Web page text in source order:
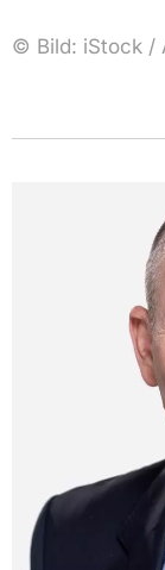
© Bild: iStock /